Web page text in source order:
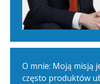
O mnie: Moją misją
często produktów